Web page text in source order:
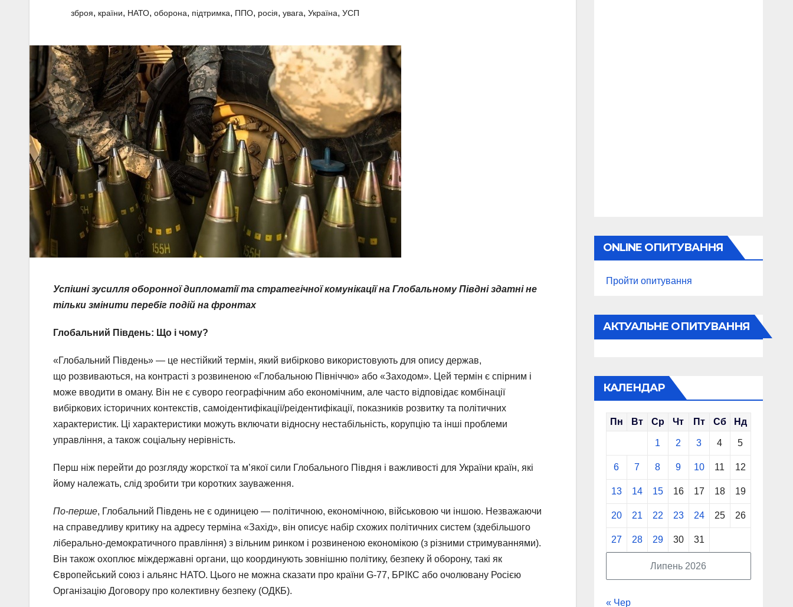
зброя, країни, НАТО, оборона, підтримка, ППО, росія, увага, Україна, УСП
Успішні зусилля оборонної дипломатії та стратегічної комунікації на Глобальному Півдні здатні не
тільки змінити перебіг подій на фронтах
Глобальний Південь: Що і чому?
«Глобальний Південь» — це нестійкий термін, який вибірково використовують для опису держав,
що розвиваються, на контрасті з розвиненою «Глобальною Північчю» або «Заходом». Цей термін є спірним і
може вводити в оману. Він не є суворо географічним або економічним, але часто відповідає комбінації
вибіркових історичних контекстів, самоідентифікації/реідентифікації, показників розвитку та політичних
характеристик. Ці характеристики можуть включати відносну нестабільність, корупцію та інші проблеми
управління, а також соціальну нерівність.
Перш ніж перейти до розгляду жорсткої та м’якої сили Глобального Півдня і важливості для України країн, які
йому належать, слід зробити три коротких зауваження.
По-перше, Глобальний Південь не є одиницею — політичною, економічною, військовою чи іншою. Незважаючи
на справедливу критику на адресу терміна «Захід», він описує набір схожих політичних систем (здебільшого
ліберально-демократичного правління) з вільним ринком і розвиненою економікою (з різними стримуваннями).
Він також охоплює міждержавні органи, що координують зовнішню політику, безпеку й оборону, такі як
Європейський союз і альянс НАТО. Цього не можна сказати про країни G-77, БРІКС або очолювану Росією
Організацію Договору про колективну безпеку (ОДКБ).
ONLINE ОПИТУВАННЯ
Пройти опитування
АКТУАЛЬНЕ ОПИТУВАННЯ
КАЛЕНДАР
Липень 2026
Пн Вт Ср Чт Пт Сб Нд
1 2 3 4 5
6 7 8 9 10 11 12
13 14 15 16 17 18 19
20 21 22 23 24 25 26
27 28 29 30 31
« Чер